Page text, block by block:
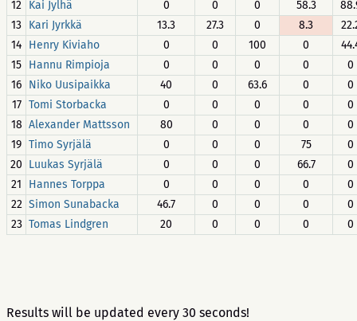
12 Kai Jylhä 0 0 0 58.3
13 Kari Jyrkkä 13.3 27.3 0 8.3
14 Henry Kiviaho 0 0 100 0
15 Hannu Rimpioja 0 0 0 0
0
16 Niko Uusipaikka 40 0 63.6 0
0
17 Tomi Storbacka 0 0 0 0
0
18 Alexander Mattsson 80 0 0 0
0
19 Timo Syrjälä 0 0 0 75
0
20 Luukas Syrjälä 0 0 0 66.7
0
21
Hannes Torppa 0 0 0 0
0
22 Simon Sunabacka 46.7 0 0 0
0
23 Tomas Lindgren 20 0 0 0 0
Results will be updated every 30 seconds!